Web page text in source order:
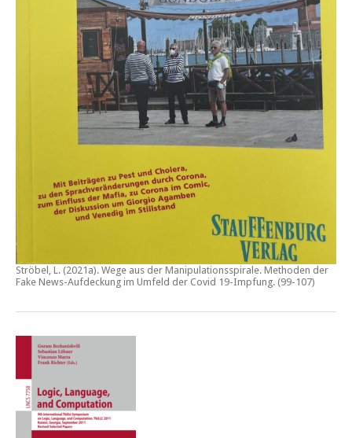
Ströbel, L. (2021a). Wege aus der Manipulationsspirale. Methoden der
Fake News-Aufdeckung im Umfeld der Covid 19-Impfung. (99-107)